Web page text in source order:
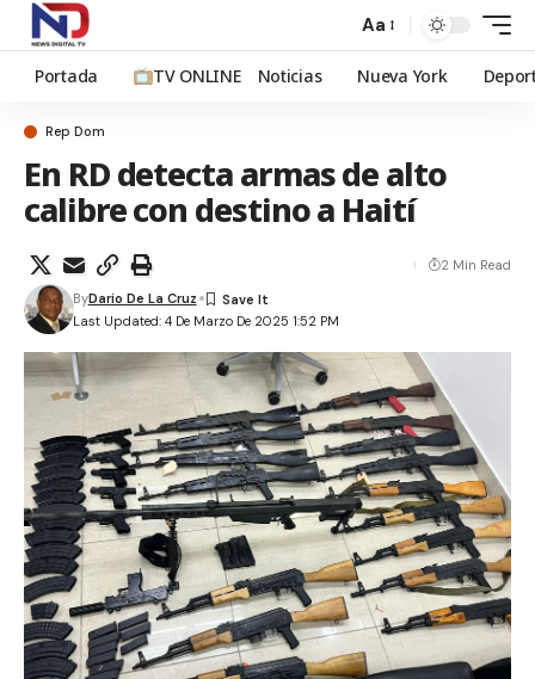
Aa
Portada TV ONLINE Noticias Nueva York
Rep Dom
En RD detecta armas de alto
calibre con destino a Haití
Last Updated: 4 De Marzo De 2025 1:52 PM
ByDario De La Cruz
2 Min Read